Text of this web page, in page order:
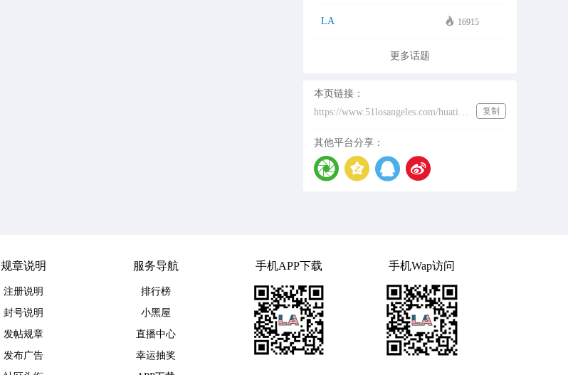
LA 16915
更多话题
本页链接：
https://www.51losangeles.com/huati/%E6%9C%88%E5%AD%90%E6%AD%BA
复制
其他平台分享：
规章说明
注册说明
封号说明
发帖规章
发布广告
服务导航
排行榜
小黑屋
直播中心
幸运抽奖
手机APP下载 手机Wap访问